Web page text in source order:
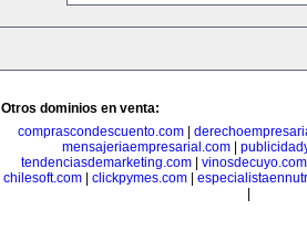
Otros dominios en venta:
comprascondescuento.com
mensajeriaempresarial.com|
tendenciasdemarketing.com| vinosdecuyo.com
chilesoft.com
clickpymes.com